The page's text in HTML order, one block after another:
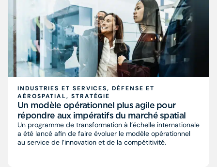
INDUSTRIES ET SERVICES, DÉFENSE ET
AÉROSPATIAL, STRATÉGIE
Un modèle opérationnel plus agile pour
répondre aux impératifs du marché spatial
Un programme de transformation à l’échelle internationale
a été lancé afin de faire évoluer le modèle opérationnel
au service de l’innovation et de la compétitivité.